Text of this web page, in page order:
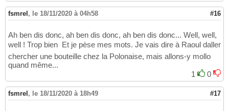
fsmrel , le 18/11/2020 à 04h58 #16
Ah ben dis donc, ah ben dis donc, ah ben dis donc... Well, well,
well ! Trop bien Et je pèse mes mots. Je vais dire à Raoul daller
chercher une bouteille chez la Polonaise, mais allons-y mollo
quand même...
1
0
fsmrel , le 18/11/2020 à 18h49 #17